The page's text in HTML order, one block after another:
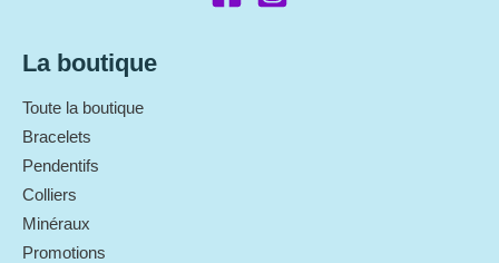
La boutique
Toute la boutique
Bracelets
Pendentifs
Colliers
Minéraux
Promotions